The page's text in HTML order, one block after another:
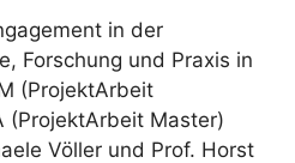
in der
Forschung und Praxis in
(ProjektArbeit
(ProjektArbeit Master)
Völler und Prof. Horst